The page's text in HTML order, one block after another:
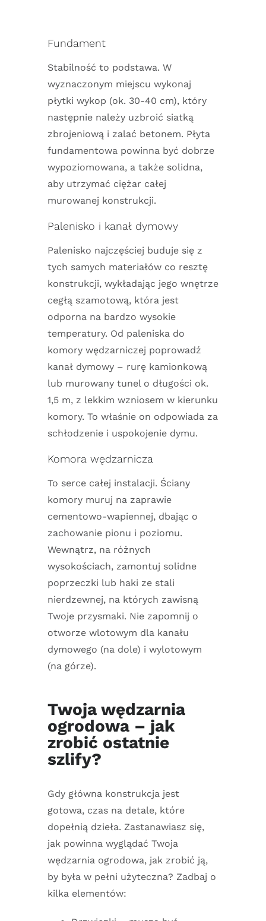
Fundament
Stabilność to podstawa. W
wyznaczonym miejscu wykonaj
płytki wykop (ok. 30-40 cm), który
następnie należy uzbroić siatką
zbrojeniową i zalać betonem. Płyta
fundamentowa powinna być dobrze
wypoziomowana, a także solidna,
aby utrzymać ciężar całej
murowanej konstrukcji.
Palenisko i kanał dymowy
Palenisko najczęściej buduje się z
tych samych materiałów co resztę
konstrukcji, wykładając jego wnętrze
cegłą szamotową, która jest
odporna na bardzo wysokie
temperatury. Od paleniska do
komory wędzarniczej poprowadź
kanał dymowy – rurę kamionkową
lub murowany tunel o długości ok.
1,5 m, z lekkim wzniosem w kierunku
komory. To właśnie on odpowiada za
schłodzenie i uspokojenie dymu.
Komora wędzarnicza
To serce całej instalacji. Ściany
komory muruj na zaprawie
cementowo-wapiennej, dbając o
zachowanie pionu i poziomu.
Wewnątrz, na różnych
wysokościach, zamontuj solidne
poprzeczki lub haki ze stali
nierdzewnej, na których zawisną
Twoje przysmaki. Nie zapomnij o
otworze wlotowym dla kanału
dymowego (na dole) i wylotowym
(na górze).
Twoja wędzarnia
ogrodowa – jak
zrobić ostatnie
szlify?
Gdy główna konstrukcja jest
gotowa, czas na detale, które
dopełnią dzieła. Zastanawiasz się,
jak powinna wyglądać Twoja
wędzarnia ogrodowa, jak zrobić ją,
by była w pełni użyteczna? Zadbaj o
kilka elementów: